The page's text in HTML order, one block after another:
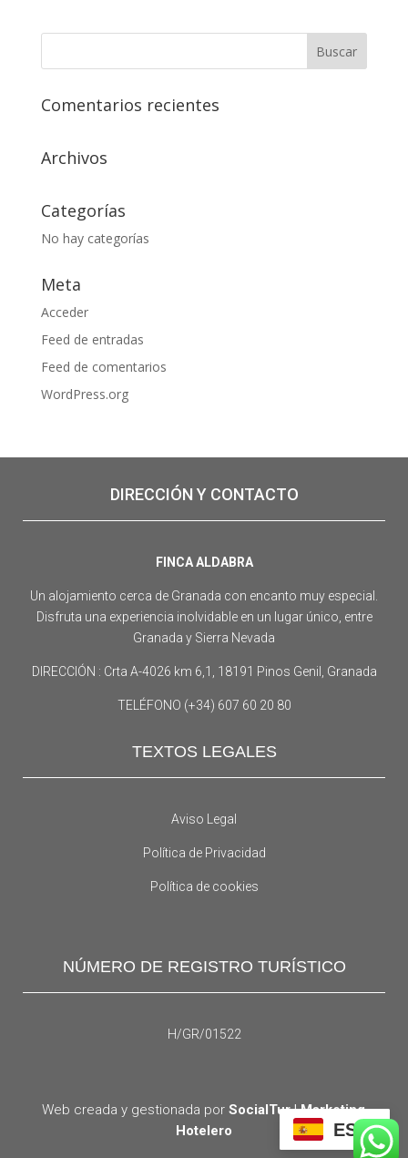
Comentarios recientes
Archivos
Categorías
No hay categorías
Meta
Acceder
Feed de entradas
Feed de comentarios
WordPress.org
DIRECCIÓN Y CONTACTO
FINCA ALDABRA
Un alojamiento cerca de Granada con encanto muy especial.
Disfruta una experiencia inolvidable en un lugar único, entre
Granada y Sierra Nevada
DIRECCIÓN : Crta A-4026 km 6,1, 18191 Pinos Genil, Granada
TELÉFONO (+34) 607 60 20 80
TEXTOS LEGALES
Aviso Legal
Política de Privacidad
Política de cookies
NÚMERO DE REGISTRO TURÍSTICO
H/GR/01522
Web creada y gestionada porSocialTur | Marketing
Hotelero
ES